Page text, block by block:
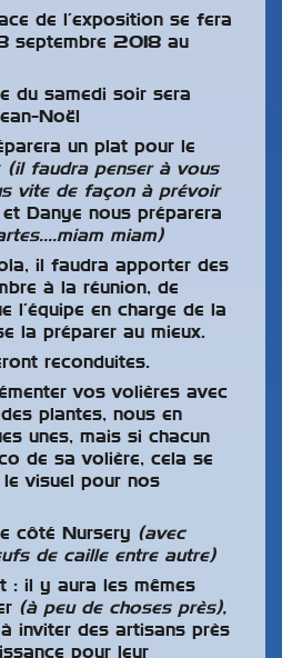
de l’exposition se fera
septembre 2018 au
du samedi soir sera
Noël
un plat pour le
(il faudra penser à vous
vite de façon à prévoir
Danye nous préparera
miam)
il faudra apporter des
à la réunion, de
l’équipe en charge de la
la préparer au mieux.
reconduites.
vos volières avec
plantes, nous en
unes, mais si chacun
de sa volière, cela se
visuel pour nos
côté Nursery (avec
de caille entre autre)
: il y aura les mêmes
(à peu de choses près),
à inviter des artisans près
pour leur